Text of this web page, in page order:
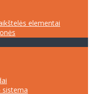
elementai
sistema